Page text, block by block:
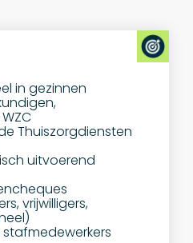
in gezinnen
Thuiszorgdiensten
uitvoerend
vrijwilligers,